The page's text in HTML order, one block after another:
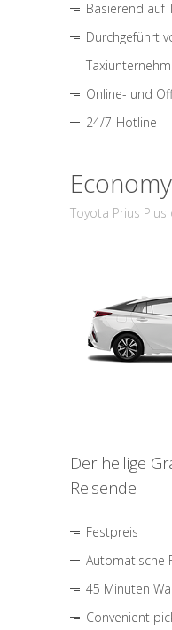
Basierend auf
Durchgeführt
Online- und
24/7-Hotline
Toyota Prius
Der heilige
Reisende
Festpreis
Automatische
45 Minuten
Convenient